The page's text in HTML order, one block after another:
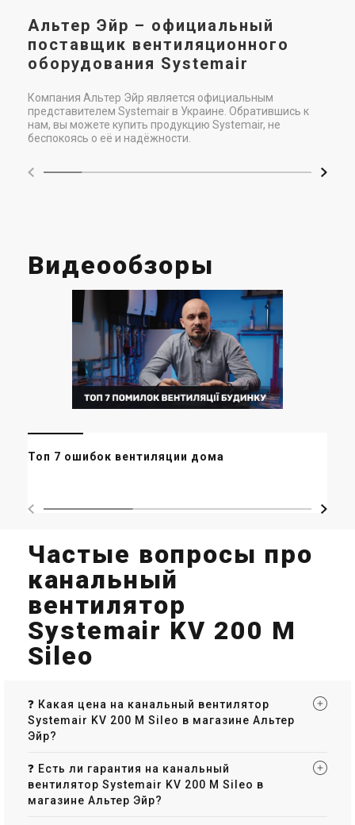
Альтер Эйр – официальный
поставщик вентиляционного
оборудования Systemair
Компания Альтер Эйр является официальным
представителем Systemair в Украине. Обратившись к
нам, вы можете купить продукцию Systemair, не
беспокоясь о её и надёжности.
Видеообзоры
Топ 7 ошибок вентиляции дома
Частые вопросы про
канальный
вентилятор
Systemair KV 200 M
Sileo
❓ Какая цена на канальный вентилятор
Systemair KV 200 M Sileo в магазине Альтер
Эйр?
❓ Есть ли гарантия на канальный
вентилятор Systemair KV 200 M Sileo в
магазине Альтер Эйр?